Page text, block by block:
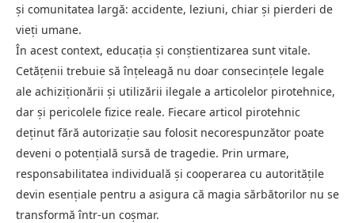
și comunitatea largă: accidente, leziuni, chiar și pierderi de
vieți umane.
În acest context, educația și conștientizarea sunt vitale.
Cetățenii trebuie să înțeleagă nu doar consecințele legale
ale achiziționării și utilizării ilegale a articolelor pirotehnice,
dar și pericolele fizice reale. Fiecare articol pirotehnic
deținut fără autorizație sau folosit necorespunzător poate
deveni o potențială sursă de tragedie. Prin urmare,
responsabilitatea individuală și cooperarea cu autoritățile
devin esențiale pentru a asigura că magia sărbătorilor nu se
transformă într-un coșmar.